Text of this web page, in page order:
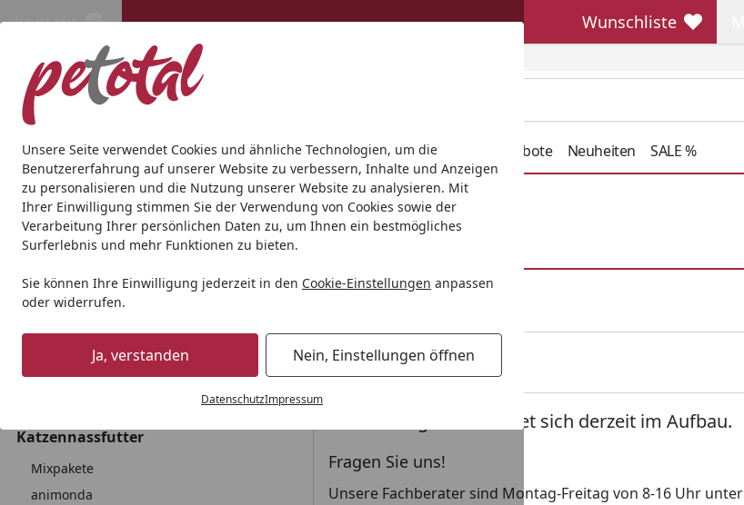
Unsere Seite verwendet Cookies und ähnliche Technologien, um die
Benutzererfahrung auf unserer Website zu verbessern, Inhalte und Anzeigen
zu personalisieren und die Nutzung unserer Website zu analysieren. Mit
Ihrer Einwilligung stimmen Sie der Verwendung von Cookies sowie der
Verarbeitung Ihrer persönlichen Daten zu, um Ihnen ein bestmögliches
Surferlebnis und mehr Funktionen zu bieten.
Sie können Ihre Einwilligung jederzeit in den Cookie-Einstellungen anpassen
oder widerrufen.
Ja, verstanden Nein, Einstellungen öffnen
DatenschutzImpressum
Kontakt Wunschliste
Wunschliste
Hund Katze Aquaristik Teich Andere Tierarten Geschenkideen Angebote Neuheiten SALE %
Startseite
Katze Katzennassfutter Amora
Amora
Ihre Artikelübersicht
Kategorien
Katzennassfutter
Mixpakete
animonda
0Artikel gefunden
Diese Kategorie befindet sich derzeit im Aufbau.
Fragen Sie uns!
Unsere Fachberater sind Montag-Freitag von 8-16 Uhr unter